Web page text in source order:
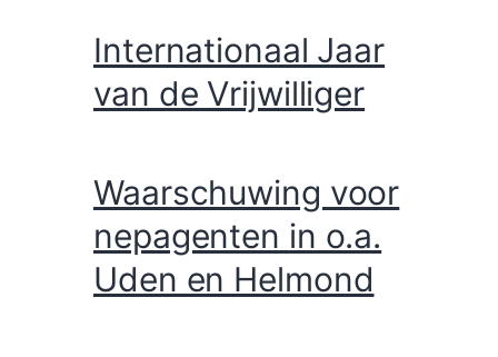
Internationaal Jaar
van de Vrijwilliger
Waarschuwing voor
nepagenten in o.a.
Uden en Helmond